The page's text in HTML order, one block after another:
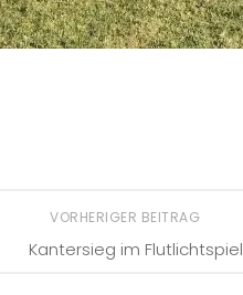
VORHERIGER BEITRAG
Kantersieg im Flutlichtspiel